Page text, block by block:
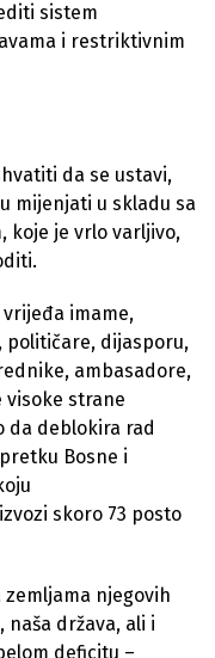
sistem
i restriktivnim
da se ustavi,
mijenjati u skladu sa
koje je vrlo varljivo,
imame,
političare, dijasporu,
ambasadore,
visoke strane
da deblokira rad
Bosne i
skoro 73 posto
zemljama njegovih
naša država, ali i
deficitu –